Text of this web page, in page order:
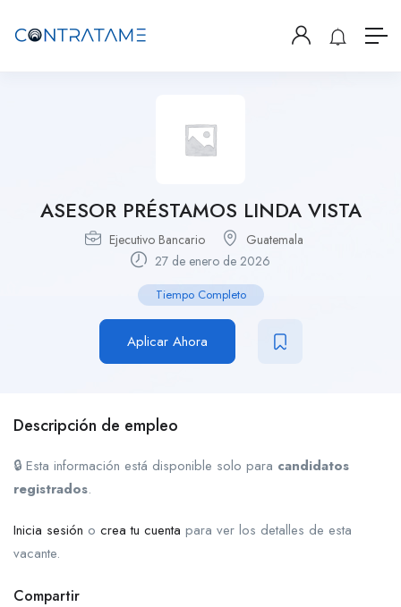
ASESOR PRÉSTAMOS LINDA VISTA
Ejecutivo Bancario
Guatemala
27 de enero de 2026
Tiempo Completo
Aplicar Ahora
Descripción de empleo
🔒 Esta información está disponible solo para candidatos
registrados.
Inicia sesión o crea tu cuenta para ver los detalles de esta
vacante.
Compartir